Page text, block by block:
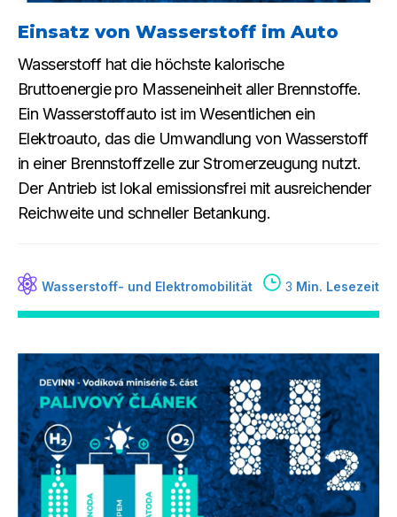
Einsatz von Wasserstoff im Auto
Wasserstoff hat die höchste kalorische
Bruttoenergie pro Masseneinheit aller Brennstoffe.
Ein Wasserstoffauto ist im Wesentlichen ein
Elektroauto, das die Umwandlung von Wasserstoff
in einer Brennstoffzelle zur Stromerzeugung nutzt.
Der Antrieb ist lokal emissionsfrei mit ausreichender
Reichweite und schneller Betankung.
Wasserstoff- und Elektromobilität 3 Min. Lesezeit